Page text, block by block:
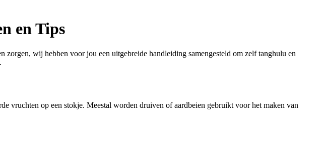
en Tips
wij hebben voor jou een uitgebreide handleiding samengesteld om zelf tanghulu en
vruchten op een stokje. Meestal worden druiven of aardbeien gebruikt voor het maken van